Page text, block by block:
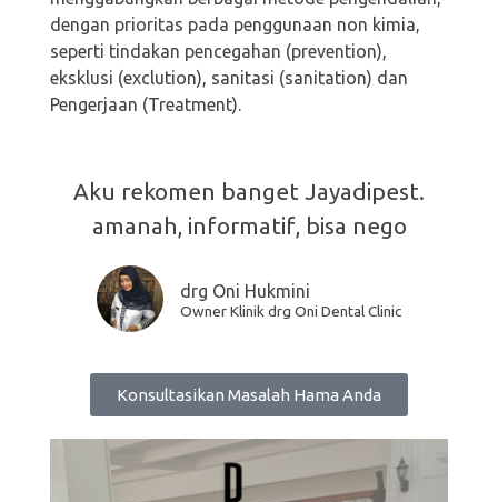
dengan prioritas pada penggunaan non kimia,
seperti tindakan pencegahan (prevention),
eksklusi (exclution), sanitasi (sanitation) dan
Pengerjaan (Treatment).
Aku rekomen banget Jayadipest.
amanah, informatif, bisa nego
drg Oni Hukmini
Owner Klinik drg Oni Dental Clinic
Konsultasikan Masalah Hama Anda